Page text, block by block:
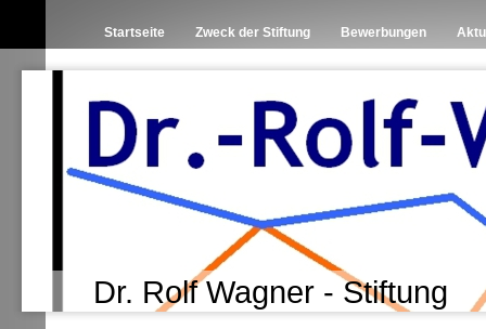
Startseite Zweck der Stiftung Bewerbungen
Dr. Rolf Wagner - Stiftung